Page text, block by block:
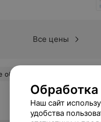
Все цены
за что искренне ей сказала спасибо и хочу посоветовать всем эту
Наш сайт
удобства